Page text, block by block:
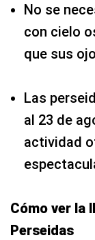
No se
con cielo
que sus
Las
al 23 de
actividad
Cómo ver la
Perseidas